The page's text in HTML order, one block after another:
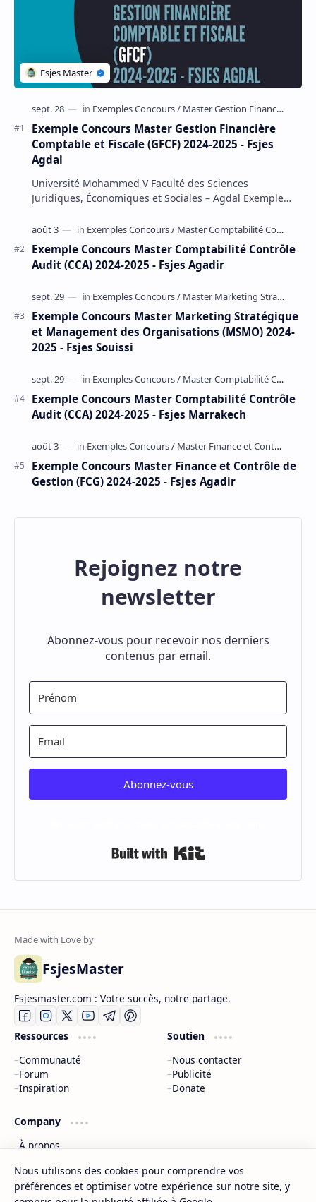
Exemple Concours Master Gestion Financière
Comptable et Fiscale (GFCF) 2024-2025 - Fsjes
Agdal
Université Mohammed V Faculté des Sciences
Juridiques, Économiques et Sociales – Agdal Exemple
Exemple Concours Master Comptabilité Contrôle
Audit (CCA) 2024-2025 - Fsjes Agadir
Exemple Concours Master Marketing Stratégique
et Management des Organisations (MSMO) 2024-
2025 - Fsjes Souissi
Exemple Concours Master Comptabilité Contrôle
Audit (CCA) 2024-2025 - Fsjes Marrakech
Exemple Concours Master Finance et Contrôle de
Gestion (FCG) 2024-2025 - Fsjes Agadir
Rejoignez notre
newsletter
Abonnez-vous pour recevoir nos derniers
contenus par email.
Abonnez-vous
FsjesMaster
Fsjesmaster.com : Votre succès, notre partage.
Ressources
Communauté
Forum
Inspiration
Soutien
Nous contacter
Publicité
Donate
Company
À propos
Nous contacter
Sitemap
Nous utilisons des cookies pour comprendre vos
préférences et optimiser votre expérience sur notre site, y